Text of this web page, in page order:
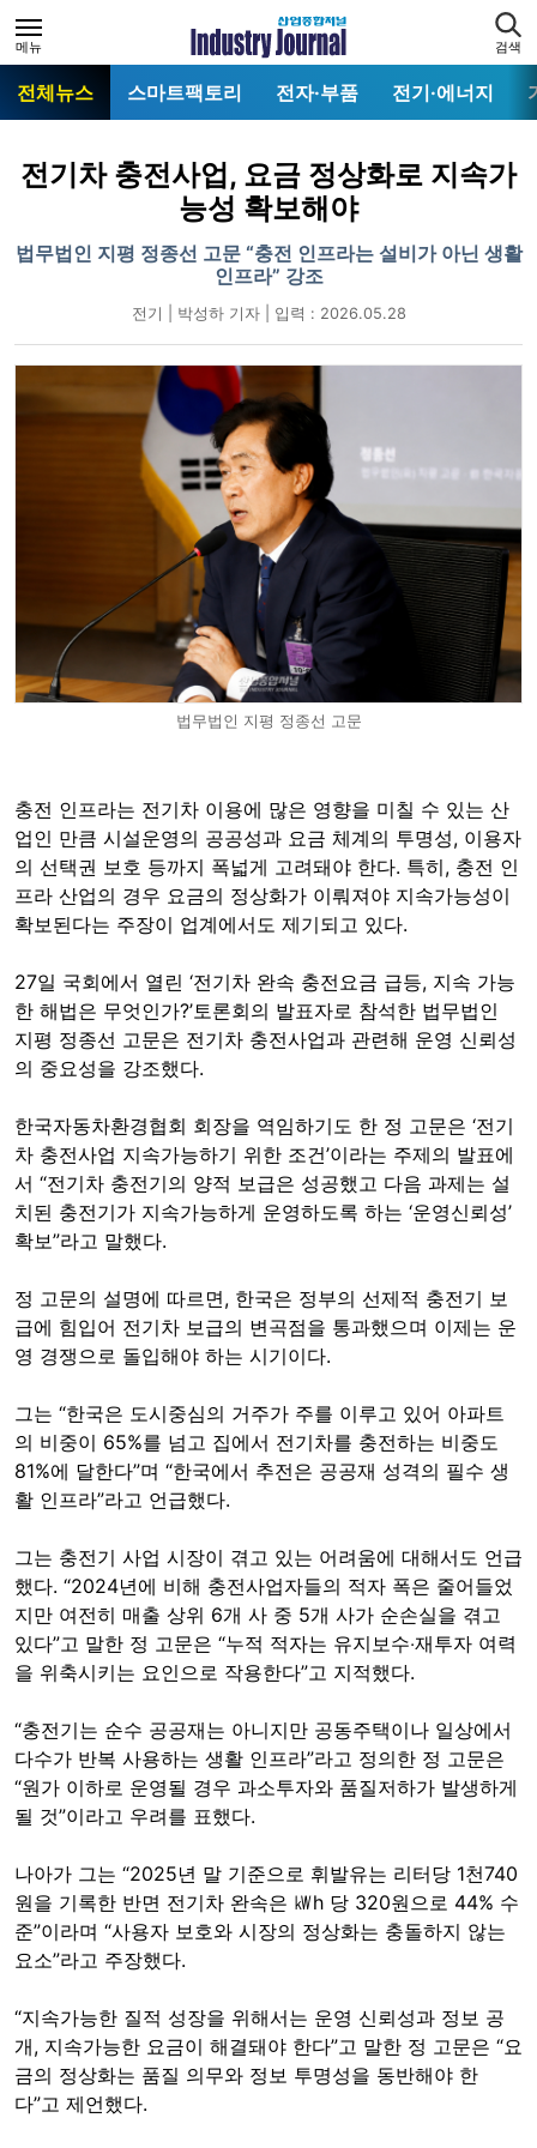
메뉴 검색
전체뉴스 스마트팩토리 전자·부품 전기·에너지
전기차 충전사업, 요금 정상화로 지속가
능성 확보해야
법무법인 지평 정종선 고문 “충전 인프라는 설비가 아닌 생활
인프라” 강조
전기 | 박성하 기자 | 입력 : 2026.05.28
법무법인 지평 정종선 고문
충전 인프라는 전기차 이용에 많은 영향을 미칠 수 있는 산
업인 만큼 시설운영의 공공성과 요금 체계의 투명성, 이용자
의 선택권 보호 등까지 폭넓게 고려돼야 한다. 특히, 충전 인
프라 산업의 경우 요금의 정상화가 이뤄져야 지속가능성이
확보된다는 주장이 업계에서도 제기되고 있다.
27일 국회에서 열린 ‘전기차 완속 충전요금 급등, 지속 가능
한 해법은 무엇인가?’토론회의 발표자로 참석한 법무법인
지평 정종선 고문은 전기차 충전사업과 관련해 운영 신뢰성
의 중요성을 강조했다.
한국자동차환경협회 회장을 역임하기도 한 정 고문은 ‘전기
차 충전사업 지속가능하기 위한 조건’이라는 주제의 발표에
서 “전기차 충전기의 양적 보급은 성공했고 다음 과제는 설
치된 충전기가 지속가능하게 운영하도록 하는 ‘운영신뢰성’
확보”라고 말했다.
정 고문의 설명에 따르면, 한국은 정부의 선제적 충전기 보
급에 힘입어 전기차 보급의 변곡점을 통과했으며 이제는 운
영 경쟁으로 돌입해야 하는 시기이다.
그는 “한국은 도시중심의 거주가 주를 이루고 있어 아파트
의 비중이 65%를 넘고 집에서 전기차를 충전하는 비중도
81%에 달한다”며 “한국에서 추전은 공공재 성격의 필수 생
활 인프라”라고 언급했다.
그는 충전기 사업 시장이 겪고 있는 어려움에 대해서도 언급
했다. “2024년에 비해 충전사업자들의 적자 폭은 줄어들었
지만 여전히 매출 상위 6개 사 중 5개 사가 순손실을 겪고
있다”고 말한 정 고문은 “누적 적자는 유지보수‧재투자 여력
을 위축시키는 요인으로 작용한다”고 지적했다.
“충전기는 순수 공공재는 아니지만 공동주택이나 일상에서
다수가 반복 사용하는 생활 인프라”라고 정의한 정 고문은
“원가 이하로 운영될 경우 과소투자와 품질저하가 발생하게
될 것”이라고 우려를 표했다.
나아가 그는 “2025년 말 기준으로 휘발유는 리터당 1천740
원을 기록한 반면 전기차 완속은 ㎾h 당 320원으로 44% 수
준”이라며 “사용자 보호와 시장의 정상화는 충돌하지 않는
요소”라고 주장했다.
“지속가능한 질적 성장을 위해서는 운영 신뢰성과 정보 공
개, 지속가능한 요금이 해결돼야 한다”고 말한 정 고문은 “요
금의 정상화는 품질 의무와 정보 투명성을 동반해야 한
다”고 제언했다.